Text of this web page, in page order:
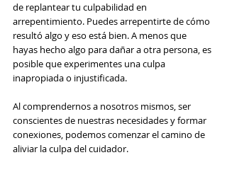
de replantear tu culpabilidad en
arrepentimiento. Puedes arrepentirte de cómo
resultó algo y eso está bien. A menos que
hayas hecho algo para dañar a otra persona, es
posible que experimentes una culpa
inapropiada o injustificada.
Al comprendernos a nosotros mismos, ser
conscientes de nuestras necesidades y formar
conexiones, podemos comenzar el camino de
aliviar la culpa del cuidador.